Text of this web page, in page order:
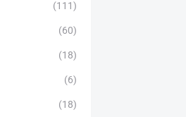
(111)
(60)
(18)
(6)
(18)